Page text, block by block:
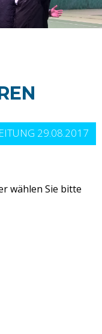
29.08.2017
wählen Sie bitte